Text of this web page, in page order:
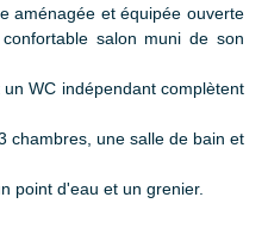
aménagée et équipée ouverte
salon muni de son
WC indépendant complètent
chambres, une salle de bain et
point d'eau et un grenier.